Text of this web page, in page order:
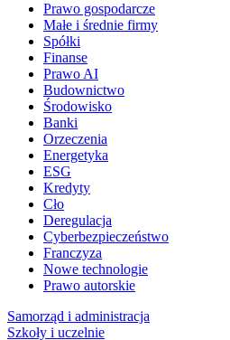
Prawo gospodarcze
Małe i średnie firmy
Spółki
Finanse
Prawo AI
Budownictwo
Środowisko
Banki
Orzeczenia
Energetyka
ESG
Kredyty
Cło
Deregulacja
Cyberbezpieczeństwo
Franczyza
Nowe technologie
Prawo autorskie
Samorząd i administracja
Szkoły i uczelnie